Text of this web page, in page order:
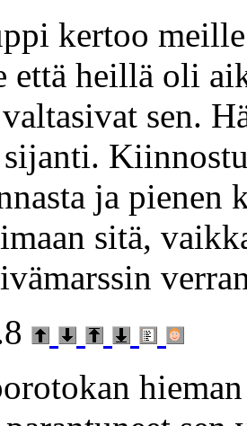
kertoo
että heillä oli
sen.
sijanti.
ja pienen
sitä,